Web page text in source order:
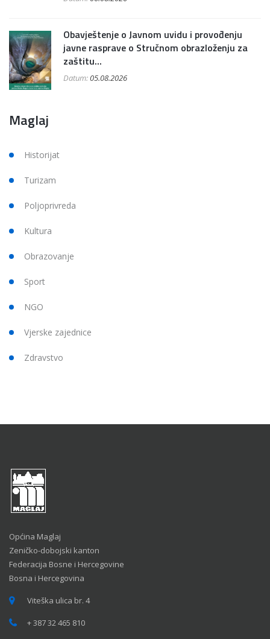
Obavještenje o Javnom uvidu i provođenju
javne rasprave o Stručnom obrazloženju za
zaštitu...
Datum:05.08.2026
Maglaj
Historijat
Turizam
Poljoprivreda
Kultura
Obrazovanje
Sport
NGO
Vjerske zajednice
Zdravstvo
Općina Maglaj
Zeničko-dobojski kanton
Federacija Bosne i Hercegovine
Bosna i Hercegovina
Viteška ulica br. 4
+ 387 32 465 810